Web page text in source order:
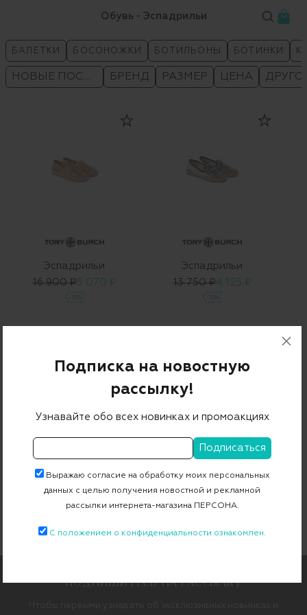
Обувь - Эспадрильи
БАЛЕТКИ БОСОНОЖКИ БОТИЛЬОНЫ БОТИНКИ
НОВЫЕ ПОСТУПЛЕНИЯ БРЕНД РАЗМЕР ЦЕНА
Эспадрильи
16 900 ₽ 5 070 ₽
-70%
Эспадрильи
13 750 ₽4 125 ₽
-70%
Категории
КАЗАКИ
ЛОФЕРЫ БАЛЕТКИ МОКАСИНЫ ШЛЕПАНЦЫ САПОГИ
ПОДПИШИТЕСЬ НА РАССЫЛКУ
Подписка на новостную
рассылку!
Узнавайте обо всех новинках и промоакциях
Выражаю согласие на обработку моих персональных
данных с целью получения новостной и рекламной
рассылки интернета-магазина ПЕРСОНА.
С положением о конфиденциальности ознакомлен.